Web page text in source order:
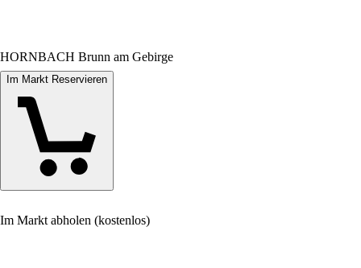
HORNBACH Brunn am Gebirge
Im Markt Reservieren
Im Markt abholen (kostenlos)